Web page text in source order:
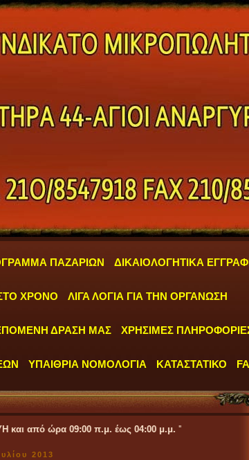
ΠΑΖΑΡΙΩΝ ΔΙΚΑΙΟΛΟΓΗΤΙΚΑ
ΧΡΟΝΟ ΛΙΓΑ ΛΟΓΙΑ ΓΙΑ ΤΗΝ ΟΡΓΑΝΩΣΗ
ΔΡΑΣΗ ΜΑΣ ΧΡΗΣΙΜΕΣ
ΥΠΑΙΘΡΙΑ ΝΟΜΟΛΟΓΙΑ ΚΑΤΑΣΤΑΤΙΚΟ
09:00 π.μ. έως 04:00 μ.μ.''
2013